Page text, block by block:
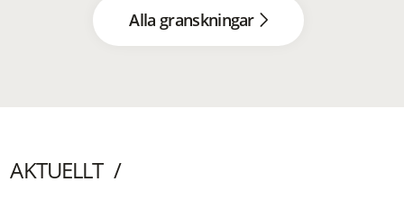
Alla granskningar
AKTUELLT